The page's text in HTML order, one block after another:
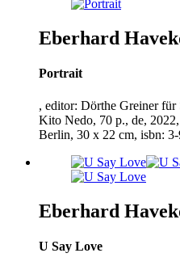
Eberhard
Portrait
, editor: Dörthe Greiner
Kito Nedo, 70 p., de, 2022
Berlin, 30 x 22 cm, isbn: 3-
Eberhard
U Say Love